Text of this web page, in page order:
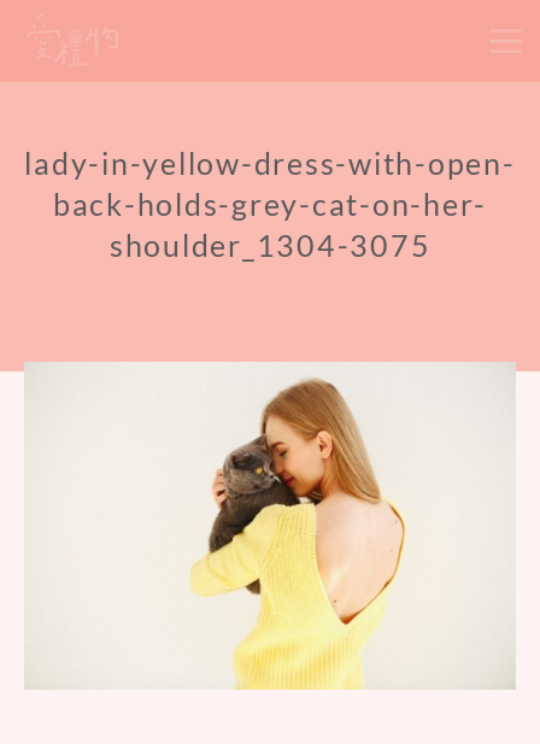
lady-in-yellow-dress-with-open-
back-holds-grey-cat-on-her-
shoulder_1304-3075